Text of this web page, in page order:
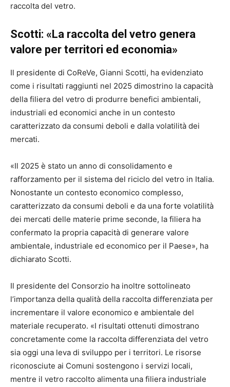
raccolta del vetro.
Scotti: «La raccolta del vetro genera
valore per territori ed economia»
Il presidente di CoReVe, Gianni Scotti, ha evidenziato
come i risultati raggiunti nel 2025 dimostrino la capacità
della filiera del vetro di produrre benefici ambientali,
industriali ed economici anche in un contesto
caratterizzato da consumi deboli e dalla volatilità dei
mercati.
«Il 2025 è stato un anno di consolidamento e
rafforzamento per il sistema del riciclo del vetro in Italia.
Nonostante un contesto economico complesso,
caratterizzato da consumi deboli e da una forte volatilità
dei mercati delle materie prime seconde, la filiera ha
confermato la propria capacità di generare valore
ambientale, industriale ed economico per il Paese», ha
dichiarato Scotti.
Il presidente del Consorzio ha inoltre sottolineato
l’importanza della qualità della raccolta differenziata per
incrementare il valore economico e ambientale del
materiale recuperato. «I risultati ottenuti dimostrano
concretamente come la raccolta differenziata del vetro
sia oggi una leva di sviluppo per i territori. Le risorse
riconosciute ai Comuni sostengono i servizi locali,
mentre il vetro raccolto alimenta una filiera industriale